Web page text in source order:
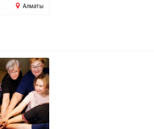
Алматы